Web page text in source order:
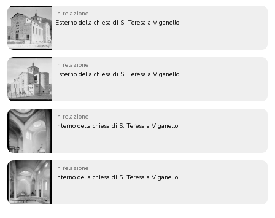
in relazione
Esterno della chiesa di S. Teresa a Viganello
in relazione
Esterno della chiesa di S. Teresa a Viganello
in relazione
Interno della chiesa di S. Teresa a Viganello
in relazione
Interno della chiesa di S. Teresa a Viganello